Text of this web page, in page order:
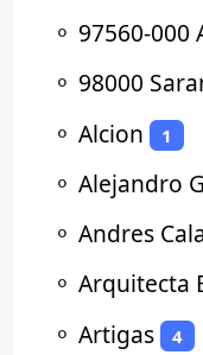
⚬ 97560-000
⚬ 98000
⚬ Alcion 1
⚬ Alejandro
⚬ Andres
⚬ Arquitecta
⚬ Artigas 4